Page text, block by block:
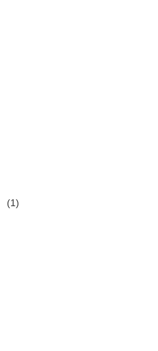
(1)